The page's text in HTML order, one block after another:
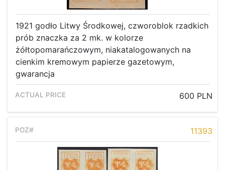
1921 godło Litwy Środkowej, czworoblok rzadkich
prób znaczka za 2 mk. w kolorze
żółtopomarańczowym, niakatalogowanych na
cienkim kremowym papierze gazetowym,
gwarancja
600 PLN
11393